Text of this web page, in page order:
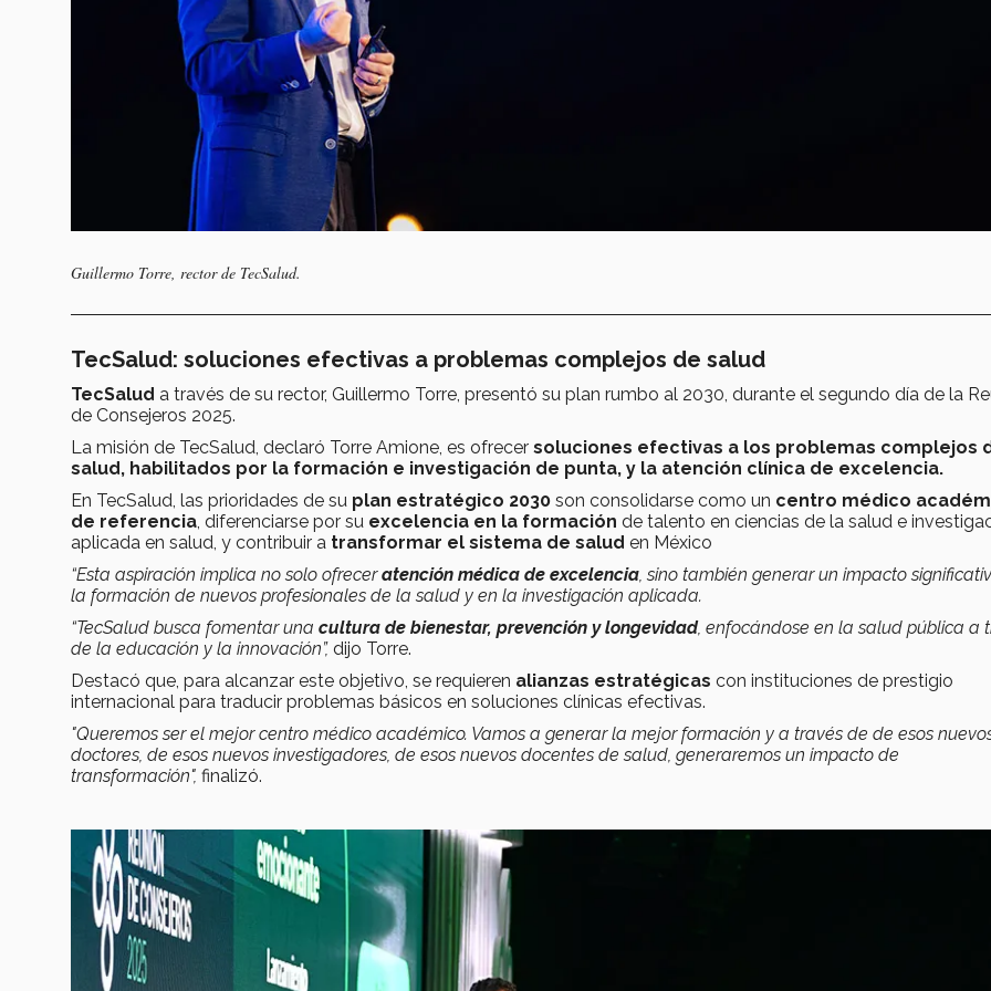
Guillermo Torre, rector de TecSalud.
TecSalud: soluciones efectivas a problemas complejos de salud
TecSalud a través de su rector, Guillermo Torre, presentó su plan rumbo al 2030, durante el segundo día de la
de Consejeros 2025.
La misión de TecSalud, declaró Torre Amione, es ofrecer soluciones efectivas a los problemas complejos
salud, habilitados por la formación e investigación de punta, y la atención clínica de excelencia.
En TecSalud, las prioridades de su plan estratégico 2030 son consolidarse como un centro médico
de referencia , diferenciarse por su excelencia en la formación de talento en ciencias de la salud e
aplicada en salud, y contribuir a transformar el sistema de salud en México
“Esta aspiración implica no solo ofreceratención médica de excelencia , sino también generar un impacto
la formación de nuevos profesionales de la salud y en la investigación aplicada.
“TecSalud busca fomentar una cultura de bienestar, prevención y longevidad, enfocándose en la salud pública a
de la educación y la innovación”, dijo Torre.
Destacó que, para alcanzar este objetivo, se requieren alianzas estratégicas con instituciones de prestigio
internacional para traducir problemas básicos en soluciones clínicas efectivas.
"Queremos ser el mejor centro médico académico. Vamos a generar la mejor formación y a través de de esos
doctores, de esos nuevos investigadores, de esos nuevos docentes de salud, generaremos un impacto de
transformación", finalizó.